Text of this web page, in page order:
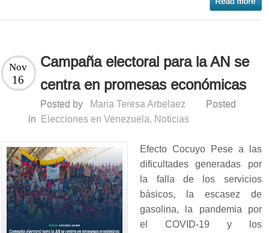
Campaña electoral para la AN se
centra en promesas económicas
Nov
16
Posted by Maria Teresa Arbelaez
Posted
in
Elecciones en Venezuela, Noticias
Efecto Cocuyo Pese a las
dificultades generadas por
la falla de los servicios
básicos, la escasez de
gasolina, la pandemia por
el COVID-19 y los